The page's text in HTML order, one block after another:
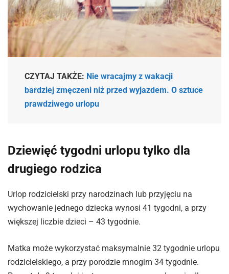
CZYTAJ TAKŻE: Nie wracajmy z wakacji
bardziej zmęczeni niż przed wyjazdem. O sztuce
prawdziwego urlopu
Dziewięć tygodni urlopu tylko dla
drugiego rodzica
Urlop rodzicielski przy narodzinach lub przyjęciu na
wychowanie jednego dziecka wynosi 41 tygodni, a przy
większej liczbie dzieci – 43 tygodnie.
Matka może wykorzystać maksymalnie 32 tygodnie urlopu
rodzicielskiego, a przy porodzie mnogim 34 tygodnie.